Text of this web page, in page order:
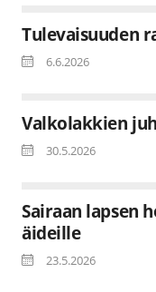
Tulevaisuuden
6.6.2026
Valkolakkien
30.5.2026
Sairaan lapsen
äideille
23.5.2026